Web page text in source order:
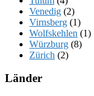
Venedig (2)
Virnsberg (1)
Wolfskehlen (1)
Würzburg (8)
Zürich (2)
Länder